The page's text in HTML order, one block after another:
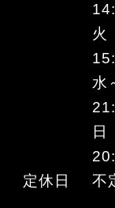
水
定休日
不